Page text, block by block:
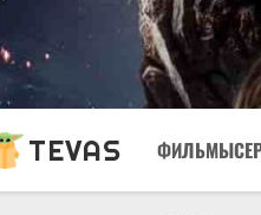
TEVAS ФИЛЬМЫ